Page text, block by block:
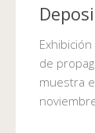
de
muestra